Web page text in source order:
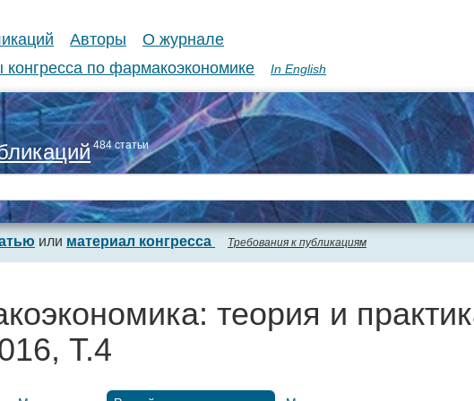
Авторы
О журнале
по фармакоэкономике
In English
484 статьи
или материал конгресса Требования к публикациям
теория и
Т.4